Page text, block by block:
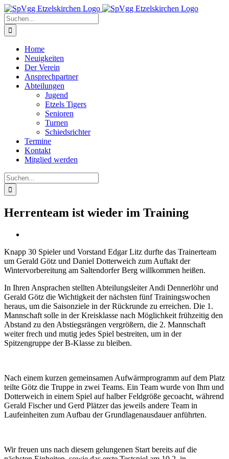
Zum
Inhalt
springen
Suche
nach:
Home
Neuigkeiten
Der Verein
Ansprechpartner
Abteilungen
Jugend
Etzels Tigers
Senioren
Turnen
Schiedsrichter
Termine
Kontakt
Mitglied werden
Suche
nach:
Herrenteam ist wieder im Training
Bild
Knapp 30 Spieler und Vorstand Edgar Litz durfte das Trainerteam
um Gerald Götz und Daniel Dotterweich zum Auftakt der
Wintervorbereitung am Saltendorfer Berg willkommen heißen.
In Ihren Ansprachen stellten Abteilungsleiter Andi Dennerlöhr und
Gerald Götz die Wichtigkeit der nächsten fünf Trainingswochen
heraus, um die Saisonziele in der Rückrunde zu erreichen. Die 1.
Mannschaft solle in der Kreisklasse nach Möglichkeit frühzeitig den
Abstand zu den Abstiegsrängen vergrößern, die 2. Mannschaft
weiter frech und mutig jedes Spiel bestreiten, um in der
Spitzengruppe der B-Klasse zu bleiben.
Nach einem kurzen gemeinsamen Aufwärmprogramm auf dem Platz
teilte Götz die Truppe in zwei Teams. Ein Team wurde von Ihm und
Dotterweich in einem Spiel auf halber Feldgröße gecoacht, während
Gerald Fischer und Gerd Plätzer das jeweils andere Team in
Laufeinheiten zum Aufbau der Grundlagenausdauer anführten.
Wir freuen uns nach diesem gelungenen Start bereits auf die